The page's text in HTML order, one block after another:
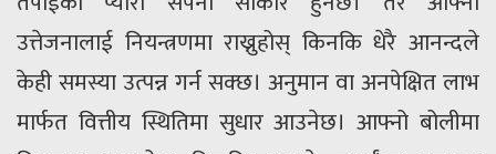
उत्तेजनालाई नियन्त्रणमा राख्नुहोस् किनकि धेरै आनन्दले
केही समस्या उत्पन्न गर्न सक्छ। अनुमान वा अनपेक्षित लाभ
मार्फत वित्तीय स्थितिमा सुधार आउनेछ। आफ्नो बोलीमा